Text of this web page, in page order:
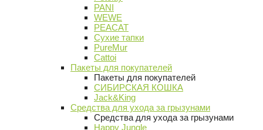
PANI
WEWE
PEACAT
Сухие тапки
PureMur
Cattoi
Пакеты для покупателей
Пакеты для покупателей
СИБИРСКАЯ КОШКА
Jack&King
Средства для ухода за грызунами
Средства для ухода за грызунами
Happy Jungle